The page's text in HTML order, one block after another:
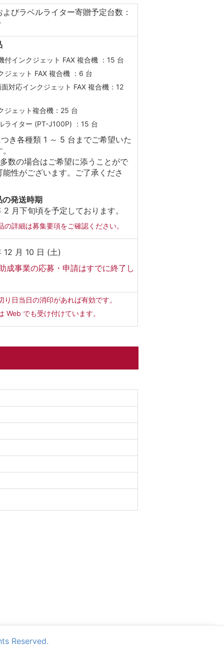
よびラベルライター寄贈予定台数：
付インクジェット FAX 複合機 ：15 台
ジェット FAX 複合機 ：6 台
対応インクジェット FAX 複合機：12
ジェット複合機：25 台
ライター (PT-J100P) ：15 台
き各種類 1 ～ 5 台までご希望いた
数の場合はご希望に添うことがで
能性がございます。ご了承くださ
発送時期
月下旬頃を予定しております。
の詳細は募集要項をご確認ください。
12 月 10 日 (土)
成事業の応募・申請はすでに終了し
り日当日の消印があれば有効です。
Web でも受け付けています。
Reserved.